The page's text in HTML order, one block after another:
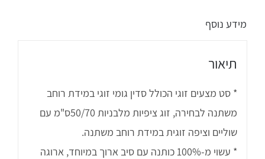
מידע נוסף
תיאור
* סט מצעים זוגי הכולל סדין גומי זוגי במידת רוחב
משתנה לבחירה, זוג ציפיות מלבניות 50/70ס"מ עם
שוליים וציפה זוגית במידת רוחב משתנה.
* עשוי מ-100% כותנה עם סיב ארוך במיוחד, ארוגה